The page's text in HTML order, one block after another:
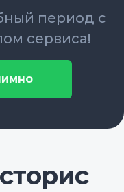
период с
сервиса!